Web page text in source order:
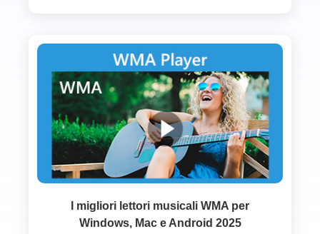
I migliori lettori musicali WMA per
Windows, Mac e Android 2025